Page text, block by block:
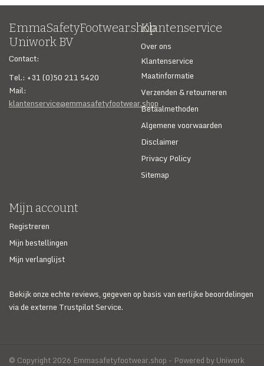
EmmaSafetyFootwear.shop
Uniwork BV
Contact:
Tel.: +31 (0)50 211 5420
Mail:
klantenservice@emmasafetyfootwear.shop
Klantenservice
Over ons
Klantenservice
Maatinformatie
Verzenden & retourneren
Betaalmethoden
Algemene voorwaarden
Disclaimer
Privacy Policy
Sitemap
Mijn account
Registreren
Mijn bestellingen
Mijn verlanglijst
Bekijk onze echte reviews, gegeven op basis van eerlijke beoordelingen
via de externe Trustpilot Service.
© Copyright 2026 Emmasafetyfootwear.shop - Powered by Uniwork